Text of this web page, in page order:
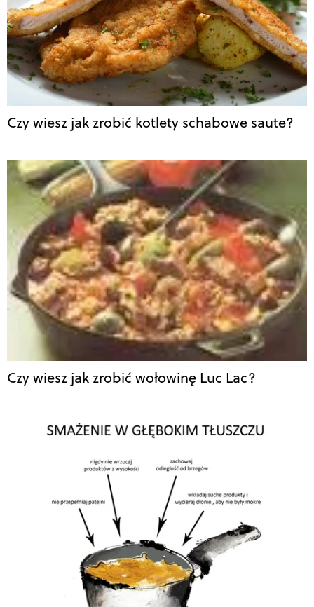
Czy wiesz jak zrobić kotlety schabowe saute?
Czy wiesz jak zrobić wołowinę Luc Lac?